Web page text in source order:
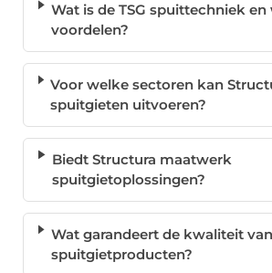
Wat is de TSG spuittechniek
voordelen?
Voor welke sectoren kan
spuitgieten uitvoeren?
Biedt Structura maatwerk
spuitgietoplossingen?
Wat garandeert de kwaliteit
spuitgietproducten?